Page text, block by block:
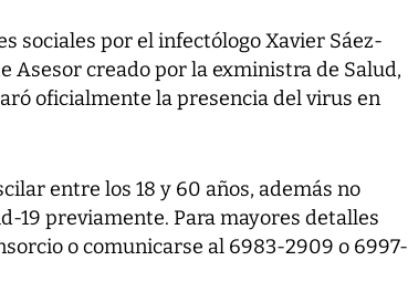
sociales por el infectólogo Xavier Sáez-
Asesor creado por la exministra de Salud,
oficialmente la presencia del virus en
entre los 18 y 60 años, además no
19 previamente. Para mayores detalles
o comunicarse al 6983-2909 o 6997-